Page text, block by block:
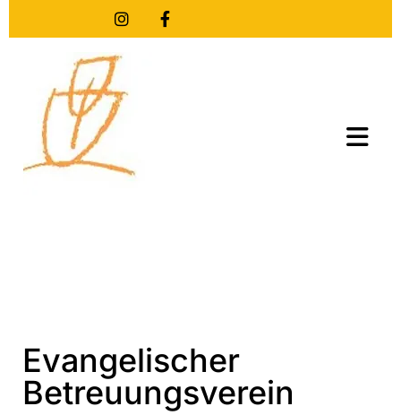
Evangelischer
Betreuungsverein